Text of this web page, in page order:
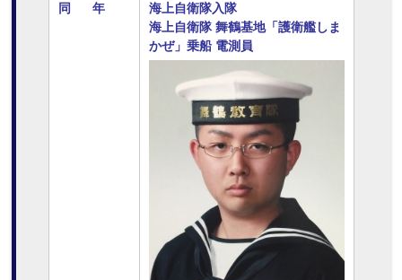
同 年
海上自衛隊入隊
海上自衛隊 舞鶴基地「護衛艦しま
かぜ」乗船 電測員